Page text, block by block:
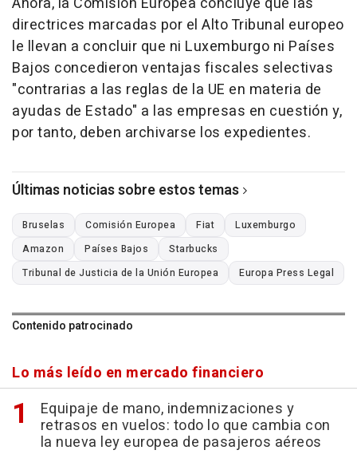
directrices marcadas por el Alto Tribunal europeo
le llevan a concluir que ni Luxemburgo ni Países
Bajos concedieron ventajas fiscales selectivas
"contrarias a las reglas de la UE en materia de
ayudas de Estado" a las empresas en cuestión y,
por tanto, deben archivarse los expedientes.
Últimas noticias sobre estos temas
Bruselas Comisión Europea Fiat
Luxemburgo
Amazon
Países Bajos
Starbucks
Tribunal de Justicia de la Unión Europea
Europa Press Legal
Contenido patrocinado
Lo más leído en mercado financiero
Equipaje de mano, indemnizaciones y
retrasos en vuelos: todo lo que cambia con
la nueva ley europea de pasajeros aéreos